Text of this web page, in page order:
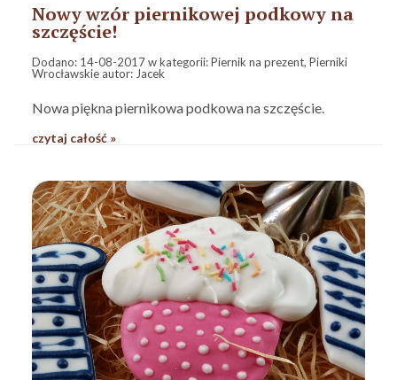
Nowy wzór piernikowej podkowy na
szczęście!
Dodano: 14-08-2017w kategorii:Piernik na prezent, Pierniki
Wrocławskie autor: Jacek
Nowa piękna piernikowa podkowa na szczęście.
czytaj całość »